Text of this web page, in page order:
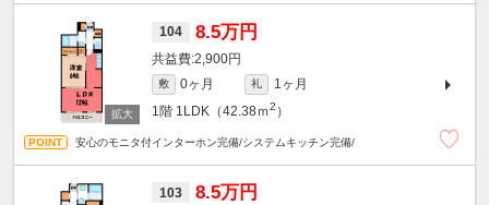
104 8.5万円
2,900円
敷 0ヶ月 礼
1ヶ月
1階 1LDK（42.38ｍ2 ）
安心のモニタ付インターホン完備/システムキッチン完備/
103 8.5万円